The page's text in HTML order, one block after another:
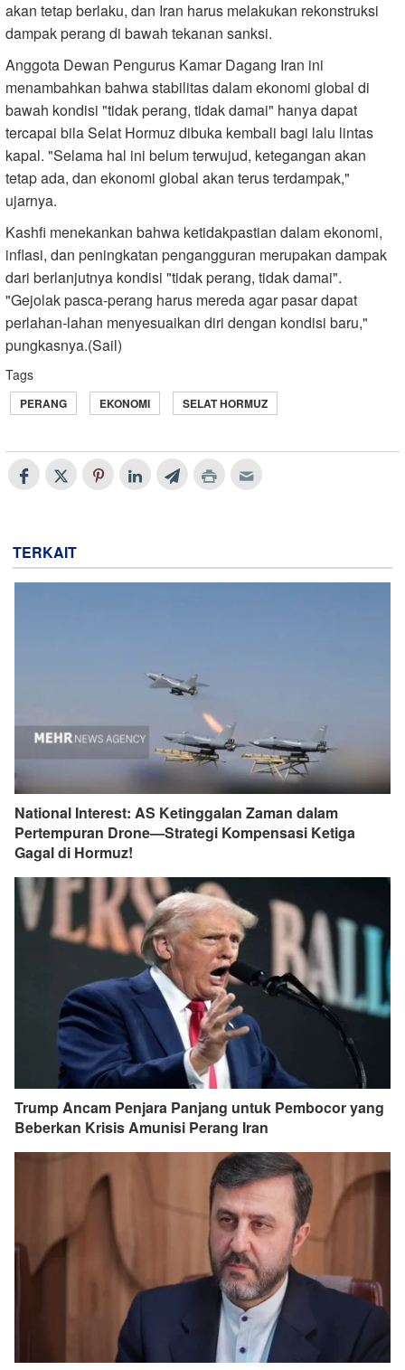
akan tetap berlaku, dan Iran harus melakukan rekonstruksi
dampak perang di bawah tekanan sanksi.
Anggota Dewan Pengurus Kamar Dagang Iran ini
menambahkan bahwa stabilitas dalam ekonomi global di
bawah kondisi "tidak perang, tidak damai" hanya dapat
tercapai bila Selat Hormuz dibuka kembali bagi lalu lintas
kapal. "Selama hal ini belum terwujud, ketegangan akan
tetap ada, dan ekonomi global akan terus terdampak,"
ujarnya.
Kashfi menekankan bahwa ketidakpastian dalam ekonomi,
inflasi, dan peningkatan pengangguran merupakan dampak
dari berlanjutnya kondisi "tidak perang, tidak damai".
"Gejolak pasca-perang harus mereda agar pasar dapat
perlahan-lahan menyesuaikan diri dengan kondisi baru,"
pungkasnya.(Sail)
Tags
PERANG EKONOMI SELAT HORMUZ
TERKAIT
National Interest: AS Ketinggalan Zaman dalam
Pertempuran Drone—Strategi Kompensasi Ketiga
Gagal di Hormuz!
Trump Ancam Penjara Panjang untuk Pembocor yang
Beberkan Krisis Amunisi Perang Iran